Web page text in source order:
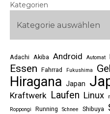
Kategorien
Adachi Akiba Android Automat
Essen Fahrrad Fukushima
Hiragana Japan
Kraftwerk Laufen Linux
Roppongi
Running Schnee Shibuya